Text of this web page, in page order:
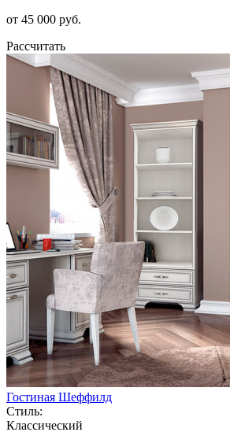
от 45 000 руб.
Рассчитать
Гостиная Шеффилд
Стиль:
Классический